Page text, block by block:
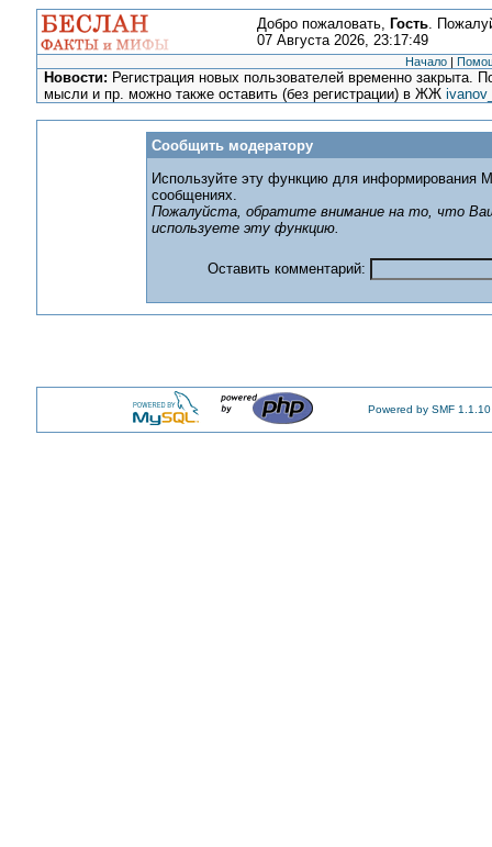
Добро пожаловать, Гость.
07 Августа 2026, 23:17:49
Начало |
Новости: Регистрация новых пользователей временно закрыта.
мысли и пр. можно также оставить (без регистрации) в ЖЖ
Сообщить модератору
Используйте эту функцию для информирования
сообщениях.
Пожалуйста, обратите внимание на то, что
используете эту функцию.
Оставить комментарий:
Powered by SMF 1.1.10